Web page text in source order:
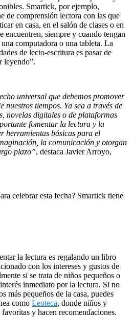
Smartick, por ejemplo,
de comprensión lectora con las que
en casa, en el salón de clases o en
encuentren, siempre y cuando tengan
computadora o una tableta. La
de lecto-escritura es pasar de
leyendo”.
universal que debemos promover
nuestros tiempos. Ya sea a través de
novelas digitales o de plataformas
fomentar la lectura y la
herramientas básicas para el
la comunicación y otorgan
plazo”, destaca Javier Arroyo,
celebrar esta fecha? Smartick tiene
la lectura es regalando un libro
con los intereses y gustos de
si se trata de niños pequeños o
inmediato por la lectura. Si no
más pequeños de la casa, puedes
como Leoteca, donde niños y
y hacen recomendaciones.